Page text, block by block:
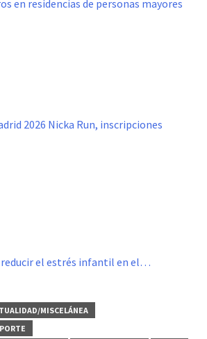
en residencias de personas mayores
2026 Nicka Run, inscripciones
reducir el estrés infantil en el…
MISCELÁNEA